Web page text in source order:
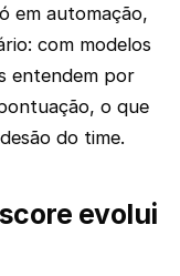
em automação,
com modelos
entendem por
o que
do time.
evolui